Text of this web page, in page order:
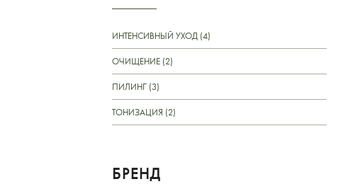
ИНТЕНСИВНЫЙ УХОД (4)
ОЧИЩЕНИЕ (2)
ПИЛИНГ (3)
ТОНИЗАЦИЯ (2)
БРЕНД